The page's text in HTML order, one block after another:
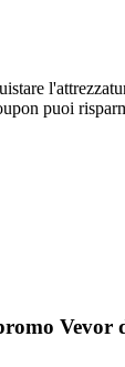
puoi
Vevor